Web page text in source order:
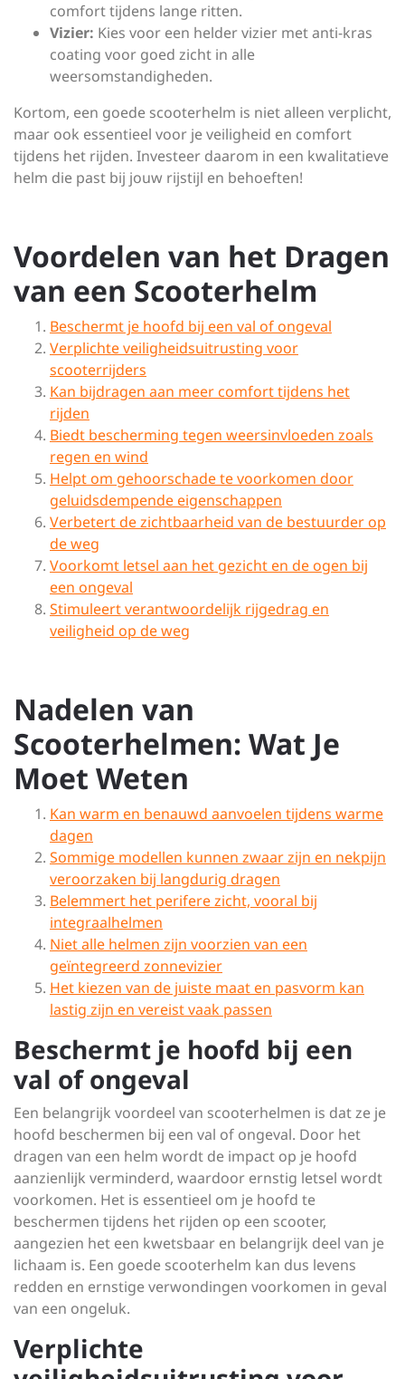
comfort tijdens lange ritten.
Vizier: Kies voor een helder vizier met anti-kras
coating voor goed zicht in alle
weersomstandigheden.
Kortom, een goede scooterhelm is niet alleen verplicht,
maar ook essentieel voor je veiligheid en comfort
tijdens het rijden. Investeer daarom in een kwalitatieve
helm die past bij jouw rijstijl en behoeften!
Voordelen van het Dragen
van een Scooterhelm
Beschermt je hoofd bij een val of ongeval
Verplichte veiligheidsuitrusting voor
scooterrijders
Kan bijdragen aan meer comfort tijdens het
rijden
Biedt bescherming tegen weersinvloeden zoals
regen en wind
Helpt om gehoorschade te voorkomen door
geluidsdempende eigenschappen
Verbetert de zichtbaarheid van de bestuurder op
de weg
Voorkomt letsel aan het gezicht en de ogen bij
een ongeval
Stimuleert verantwoordelijk rijgedrag en
veiligheid op de weg
Nadelen van
Scooterhelmen: Wat Je
Moet Weten
Kan warm en benauwd aanvoelen tijdens warme
dagen
Sommige modellen kunnen zwaar zijn en nekpijn
veroorzaken bij langdurig dragen
Belemmert het perifere zicht, vooral bij
integraalhelmen
Niet alle helmen zijn voorzien van een
geïntegreerd zonnevizier
Het kiezen van de juiste maat en pasvorm kan
lastig zijn en vereist vaak passen
Beschermt je hoofd bij een
val of ongeval
Een belangrijk voordeel van scooterhelmen is dat ze je
hoofd beschermen bij een val of ongeval. Door het
dragen van een helm wordt de impact op je hoofd
aanzienlijk verminderd, waardoor ernstig letsel wordt
voorkomen. Het is essentieel om je hoofd te
beschermen tijdens het rijden op een scooter,
aangezien het een kwetsbaar en belangrijk deel van je
lichaam is. Een goede scooterhelm kan dus levens
redden en ernstige verwondingen voorkomen in geval
van een ongeluk.
Verplichte